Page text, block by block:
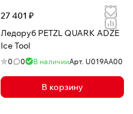
27 401 ₽
Ледоруб PETZL QUARK ADZE
Ice Tool
0 0 В наличииАрт. U019AA00
В корзину